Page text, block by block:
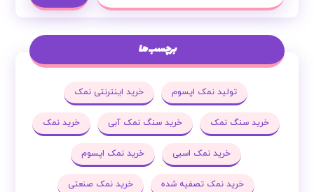
برچسب ها
تولید نمک اپسوم خرید اینترنتی نمک
خرید سنگ نمک خرید سنگ نمک آبی خرید نمک
خرید نمک اسبی خرید نمک اپسوم
خرید نمک تصفیه شده خرید نمک صنعتی